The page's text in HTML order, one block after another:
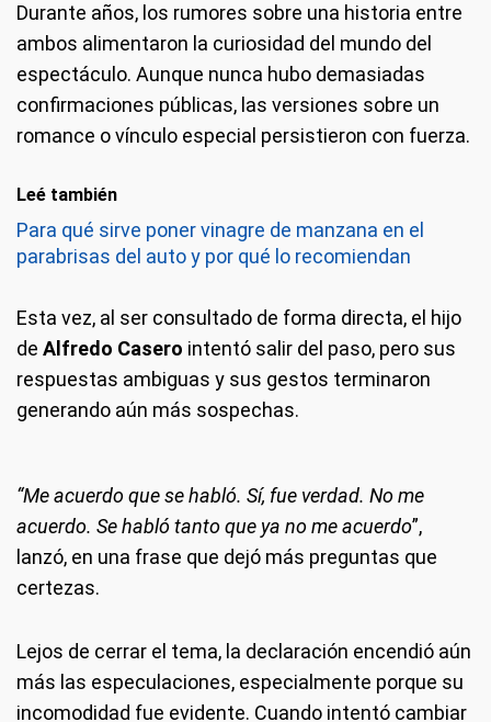
Durante años, los rumores sobre una historia entre
ambos alimentaron la curiosidad del mundo del
espectáculo. Aunque nunca hubo demasiadas
confirmaciones públicas, las versiones sobre un
romance o vínculo especial persistieron con fuerza.
Leé también
Para qué sirve poner vinagre de manzana en el
parabrisas del auto y por qué lo recomiendan
Esta vez, al ser consultado de forma directa, el hijo
de Alfredo Casero intentó salir del paso, pero sus
respuestas ambiguas y sus gestos terminaron
generando aún más sospechas.
“Me acuerdo que se habló. Sí, fue verdad. No me
acuerdo. Se habló tanto que ya no me acuerdo”,
lanzó, en una frase que dejó más preguntas que
certezas.
Lejos de cerrar el tema, la declaración encendió aún
más las especulaciones, especialmente porque su
incomodidad fue evidente. Cuando intentó cambiar